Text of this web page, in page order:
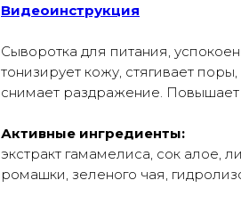
Видеоинструкция
Сыворотка для питания,
тонизирует кожу, стягивает
снимает раздражение. Повышает
Активные ингредиенты:
экстракт гамамелиса, сок алое,
ромашки, зеленого чая,